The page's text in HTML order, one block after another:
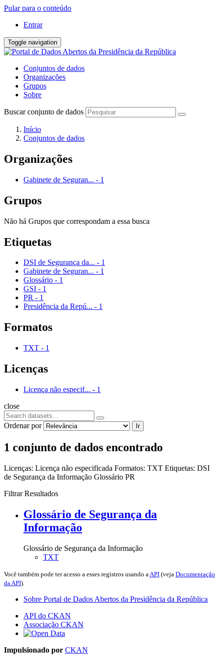
Pular para o conteúdo
Entrar
Toggle navigation
Conjuntos de dados
Organizações
Grupos
Sobre
Buscar conjunto de dados
Início
Conjuntos de dados
Organizações
Gabinete de Seguran... - 1
Grupos
Não há Grupos que correspondam a essa busca
Etiquetas
DSI de Segurança da... - 1
Gabinete de Seguran... - 1
Glossário - 1
GSI - 1
PR - 1
Presidência da Repú... - 1
Formatos
TXT - 1
Licenças
Licença não especif... - 1
close
Ordenar por Ir
1 conjunto de dados encontrado
Licenças: Licença não especificada Formatos: TXT Etiquetas: DSI
de Segurança da Informação Glossário PR
Filtrar Resultados
Glossário de Segurança da
Informação
Glossário de Segurança da Informação
TXT
Você também pode ter acesso a esses registros usando a API (veja Documentação
da API).
Sobre Portal de Dados Abertos da Presidência da República
API do CKAN
Associação CKAN
Impulsionado por CKAN